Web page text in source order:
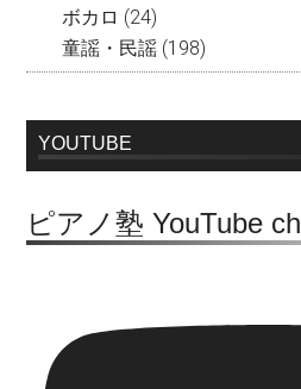
ボカロ (24)
童謡・民謡 (198)
YOUTUBE
ピアノ塾 YouTube ch